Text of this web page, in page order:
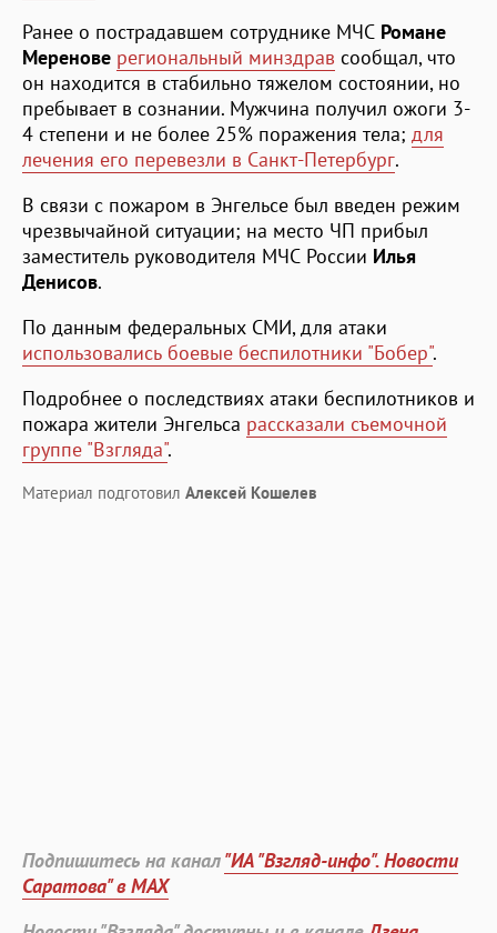
Ранее о пострадавшем сотруднике МЧС Романе
Меренове региональный минздрав сообщал, что
он находится в стабильно тяжелом состоянии, но
пребывает в сознании. Мужчина получил ожоги 3-
4 степени и не более 25% поражения тела; для
лечения его перевезли в Санкт-Петербург.
В связи с пожаром в Энгельсе был введен режим
чрезвычайной ситуации; на место ЧП прибыл
заместитель руководителя МЧС России Илья
Денисов.
По данным федеральных СМИ, для атаки
использовались боевые беспилотники "Бобер".
Подробнее о последствиях атаки беспилотников и
пожара жители Энгельса рассказали съемочной
группе "Взгляда".
Материал подготовил Алексей Кошелев
Подпишитесь на канал"ИА "Взгляд-инфо". Новости
Саратова" в MAX